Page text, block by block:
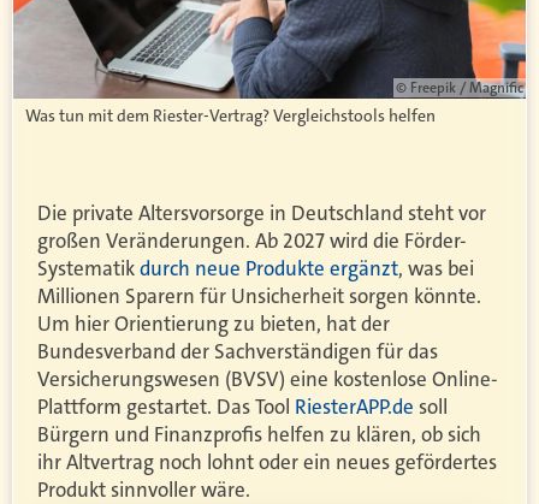
© Freepik / Magnific
Was tun mit dem Riester-Vertrag? Vergleichstools helfen
Die private Altersvorsorge in Deutschland steht vor
großen Veränderungen. Ab 2027 wird die Förder-
Systematikdurch neue Produkte ergänzt, was bei
Millionen Sparern für Unsicherheit sorgen könnte.
Um hier Orientierung zu bieten, hat der
Bundesverband der Sachverständigen für das
Versicherungswesen (BVSV) eine kostenlose Online-
Plattform gestartet. Das Tool RiesterAPP.de soll
Bürgern und Finanzprofis helfen zu klären, ob sich
ihr Altvertrag noch lohnt oder ein neues gefördertes
Produkt sinnvoller wäre.